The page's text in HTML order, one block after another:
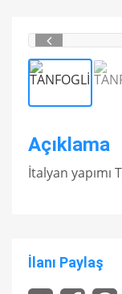
Açıklama
İtalyan yapımı
İlanı Paylaş